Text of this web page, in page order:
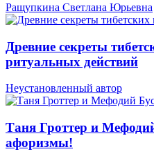
Ращупкина Светлана Юрьевна
Древние секреты
ритуальных действий
Неустановленный автор
Таня Гроттер и
афоризмы!